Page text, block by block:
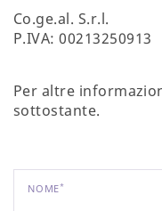
Co.ge.al. S.r.l.
P.IVA: 00213250913
Per altre
sottostante.
NOME*